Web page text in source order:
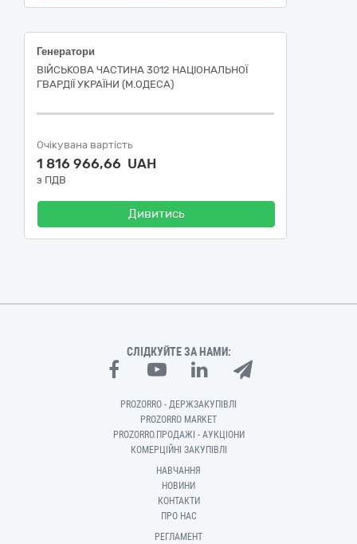
Генератори
ВІЙСЬКОВА ЧАСТИНА 3012 НАЦІОНАЛЬНОЇ
ГВАРДІЇ УКРАЇНИ (М.ОДЕСА)
Очікувана вартість
1 816 966,66 UAH
з ПДВ
Дивитись
СЛІДКУЙТЕ ЗА НАМИ:
PROZORRO - ДЕРЖЗАКУПІВЛІ
PROZORRO MARKET
PROZORRO.ПРОДАЖІ - АУКЦІОНИ
КОМЕРЦІЙНІ ЗАКУПІВЛІ
НАВЧАННЯ
НОВИНИ
КОНТАКТИ
ПРО НАС
РЕГЛАМЕНТ